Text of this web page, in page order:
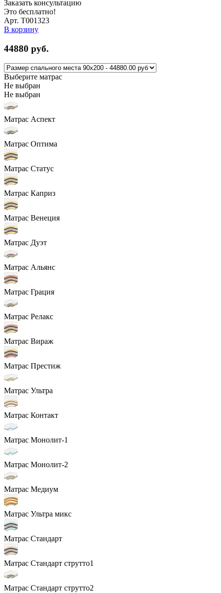
Заказать консультацию
Это бесплатно!
Арт. Т001323
В корзину
44880 руб.
Выберите матрас
Не выбран
Не выбран
Матрас Аспект
Матрас Оптима
Матрас Статус
Матрас Каприз
Матрас Венеция
Матрас Дуэт
Матрас Альянс
Матрас Грация
Матрас Релакс
Матрас Вираж
Матрас Престиж
Матрас Ультра
Матрас Контакт
Матрас Монолит-1
Матрас Монолит-2
Матрас Медиум
Матрас Ультра микс
Матрас Стандарт
Матрас Стандарт струтто1
Матрас Стандарт струтто2